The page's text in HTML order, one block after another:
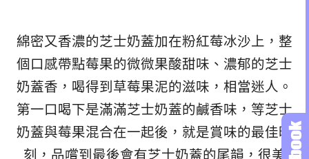
綿密又香濃的芝士奶蓋加在粉紅莓冰沙上，整
個口感帶點莓果的微微果酸甜味、濃郁的芝士
奶蓋香，喝得到草莓果泥的滋味，相當迷人。
第一口喝下是滿滿芝士奶蓋的鹹香味，等芝士
奶蓋與莓果混合在一起後，就是賞味的最佳時
刻，品嚐到最後會有芝士奶蓋的尾韻，很美